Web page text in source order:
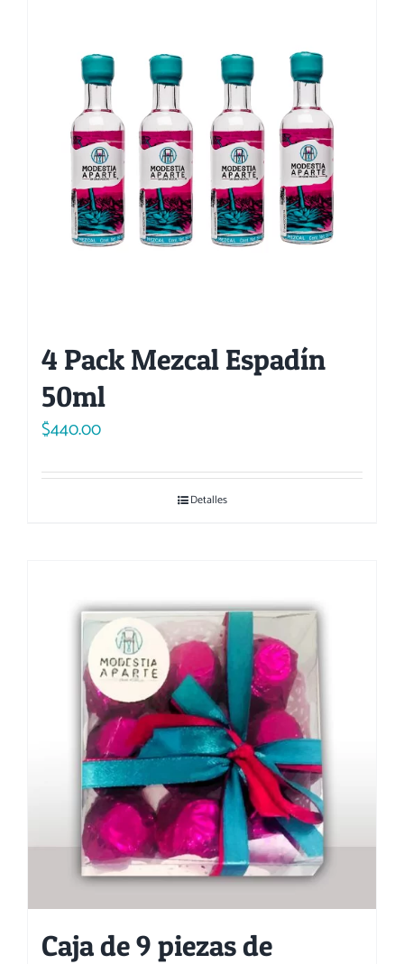
4 Pack Mezcal Espadín
50ml
$440.00
Detalles
Caja de 9 piezas de